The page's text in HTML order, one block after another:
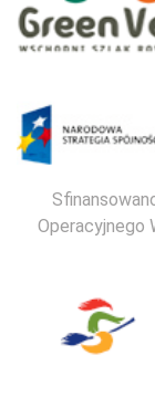
Operacyjnego